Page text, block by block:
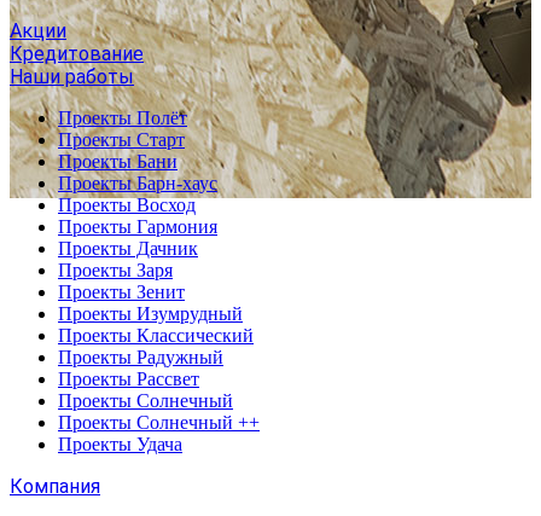
Акции
Кредитование
Наши работы
Проекты Полёт
Проекты Старт
Проекты Бани
Проекты Барн-хаус
Проекты Восход
Проекты Гармония
Проекты Дачник
Проекты Заря
Проекты Зенит
Проекты Изумрудный
Проекты Классический
Проекты Радужный
Проекты Рассвет
Проекты Солнечный
Проекты Солнечный ++
Проекты Удача
Компания